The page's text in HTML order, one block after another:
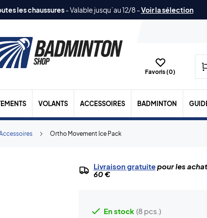
les chaussures-Valable jusqu´au 12/8 -Voir la sélection
Favoris (0)
VOLANTS ACCESSOIRES BADMINTON
Ortho Movement Ice Pack
Livraison gratuitepour les
60 €
En stock (8 pcs.)